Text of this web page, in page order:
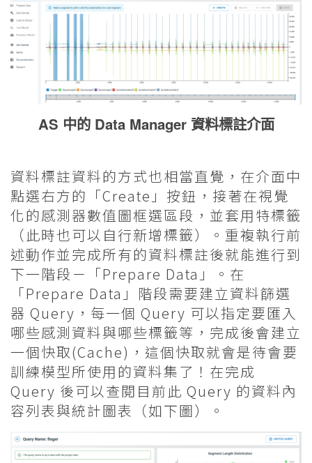
AS 中的 Data Manager 資料標註介面
資料標註資料的方式也相當直覺，在介面中
點選右方的「Create」按鈕，接著在視覺
化的感測器數值圖框選區段，並套用特標籤
（此時也可以自行新增標籤）。重複執行前
述動作並完成所有的資料標註後就能進行到
下一階段－「Prepare Data」。在
「Prepare Data」階段需要建立資料篩選
器 Query，每一個 Query 可以指定要匯入
哪些感測資料與哪些標籤等，完成後會建立
一個快取(Cache)，這個快取就會是待會要
訓練模型所使用的資料集了！在完成
Query 後可以查閱目前此 Query 的資料內
容列表與統計圖表（如下圖）。